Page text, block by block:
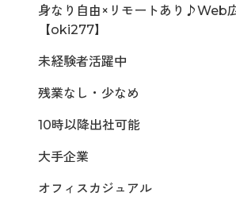
身なり自由×リモートあり♪Web
【oki277】
未経験者活躍中
残業なし・少なめ
10時以降出社可能
大手企業
オフィスカジュアル